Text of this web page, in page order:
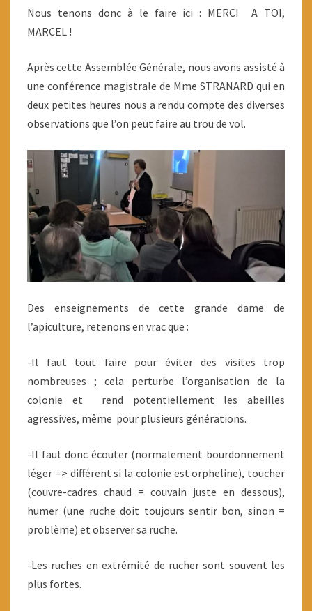
Nous tenons donc à le faire ici : MERCI A TOI,
MARCEL !
Après cette Assemblée Générale, nous avons assisté à
une conférence magistrale de Mme STRANARD qui en
deux petites heures nous a rendu compte des diverses
observations que l’on peut faire au trou de vol.
Des enseignements de cette grande dame de
l’apiculture, retenons en vrac que :
-Il faut tout faire pour éviter des visites trop
nombreuses ; cela perturbe l’organisation de la
colonie et rend potentiellement les abeilles
agressives, même pour plusieurs générations.
-Il faut donc écouter (normalement bourdonnement
léger => différent si la colonie est orpheline), toucher
(couvre-cadres chaud = couvain juste en dessous),
humer (une ruche doit toujours sentir bon, sinon =
problème) et observer sa ruche.
-Les ruches en extrémité de rucher sont souvent les
plus fortes.